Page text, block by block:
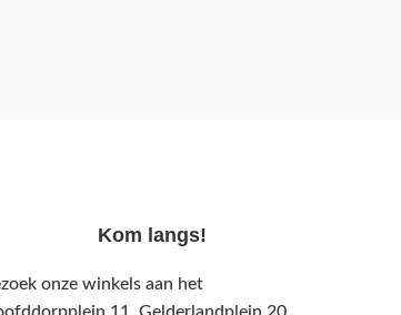
Kom langs!
onze winkels aan het